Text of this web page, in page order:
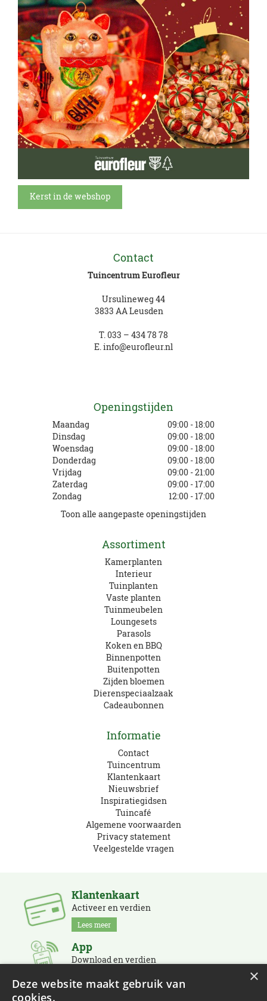
Kerst in de webshop
Contact
Tuincentrum Eurofleur
Ursulineweg 44
3833 AA Leusden
T. 033 – 434 78 78
E. info@eurofleur.nl
Openingstijden
Maandag
09:00 - 18:00
Dinsdag
09:00 - 18:00
Woensdag
09:00 - 18:00
Donderdag
09:00 - 18:00
Vrijdag
09:00 - 21:00
Zaterdag
09:00 - 17:00
Zondag
12:00 - 17:00
Toon alle aangepaste openingstijden
Assortiment
Kamerplanten
Interieur
Tuinplanten
Vaste planten
Tuinmeubelen
Loungesets
Parasols
Koken en BBQ
Binnenpotten
Buitenpotten
Zijden bloemen
Dierenspeciaalzaak
Cadeaubonnen
Informatie
Contact
Tuincentrum
Klantenkaart
Nieuwsbrief
Inspiratiegidsen
Tuincafé
Algemene voorwaarden
Privacy statement
Veelgestelde vragen
Klantenkaart
Activeer en verdien
Lees meer
App
Download en verdien
×
Deze website maakt gebruik van
cookies.